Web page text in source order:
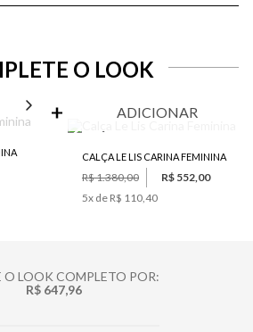
O LOOK
M G
ADICIONAR
CALÇA LE LIS CARINA FEMININA
R$ 1.380,00
R$ 552,00
5x de R$ 110,40
O LOOK COMPLETO POR:
R$ 647,96